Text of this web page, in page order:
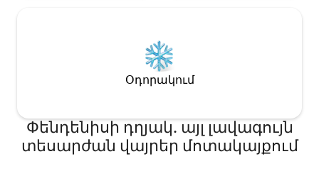
Օդորակում
Փենդենիսի դղյակ․ այլ լավագույն
տեսարժան վայրեր մոտակայքում